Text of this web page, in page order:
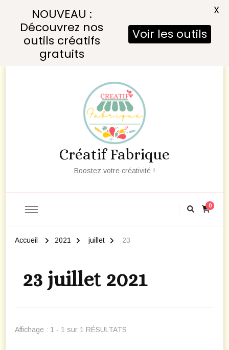
Créatif Fabrique
Boostez votre créativité !
0
Accueil 2021 juillet 23
23 juillet 2021
Affichage : 1 - 1 sur 1 RÉSULTATS
NOUVEAU :
Découvrez nos
outils créatifs
gratuits
Voir les outils
X